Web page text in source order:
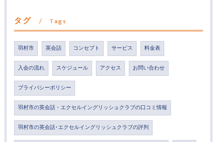
タグ Tags
羽村市 英会話 コンセプト サービス 料金表
入会の流れ スケジュール アクセス お問い合わせ
プライバシーポリシー
羽村市の英会話・エクセルイングリッシュクラブの口コミ情報
羽村市の英会話･エクセルイングリッシュクラブの評判